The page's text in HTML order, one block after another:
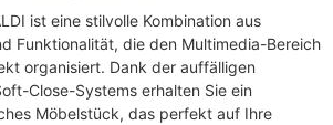
ist eine stilvolle Kombination aus
Funktionalität, die den Multimedia-Bereich
organisiert. Dank der auffälligen
Close-Systems erhalten Sie ein
Möbelstück, das perfekt auf Ihre